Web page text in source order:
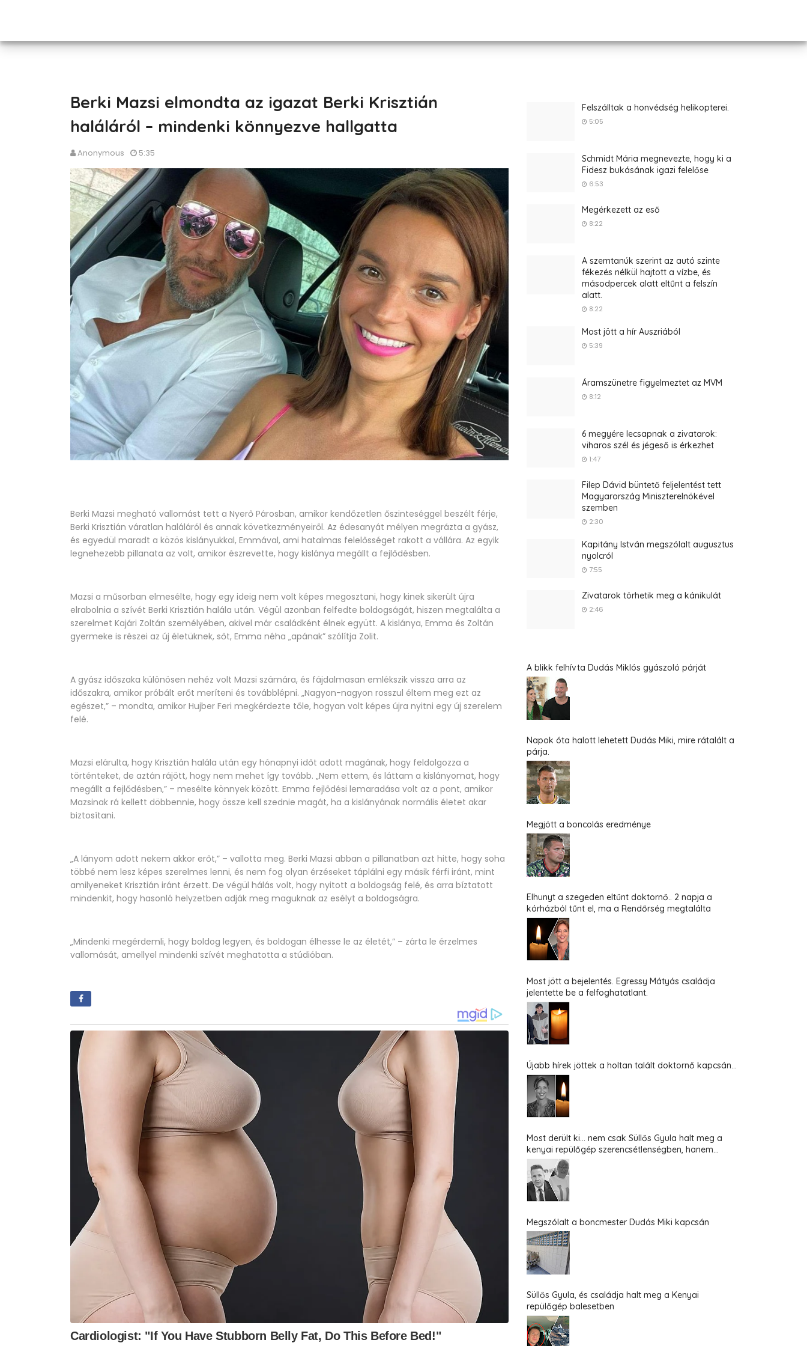
Berki Mazsi elmondta az igazat Berki Krisztián
haláláról – mindenki könnyezve hallgatta
Anonymous 5:35
Berki Mazsi megható vallomást tett a Nyerő Párosban, amikor kendőzetlen őszinteséggel beszélt férje,
Berki Krisztián váratlan haláláról és annak következményeiről. Az édesanyát mélyen megrázta a gyász,
és egyedül maradt a közös kislányukkal, Emmával, ami hatalmas felelősséget rakott a vállára. Az egyik
legnehezebb pillanata az volt, amikor észrevette, hogy kislánya megállt a fejlődésben.
Mazsi a műsorban elmesélte, hogy egy ideig nem volt képes megosztani, hogy kinek sikerült újra
elrabolnia a szívét Berki Krisztián halála után. Végül azonban felfedte boldogságát, hiszen megtalálta a
szerelmet Kajári Zoltán személyében, akivel már családként élnek együtt. A kislánya, Emma és Zoltán
gyermeke is részei az új életüknek, sőt, Emma néha „apának” szólítja Zolit.
A gyász időszaka különösen nehéz volt Mazsi számára, és fájdalmasan emlékszik vissza arra az
időszakra, amikor próbált erőt meríteni és továbblépni. „Nagyon-nagyon rosszul éltem meg ezt az
egészet,” – mondta, amikor Hujber Feri megkérdezte tőle, hogyan volt képes újra nyitni egy új szerelem
felé.
Mazsi elárulta, hogy Krisztián halála után egy hónapnyi időt adott magának, hogy feldolgozza a
történteket, de aztán rájött, hogy nem mehet így tovább. „Nem ettem, és láttam a kislányomat, hogy
megállt a fejlődésben,” – mesélte könnyek között. Emma fejlődési lemaradása volt az a pont, amikor
Mazsinak rá kellett döbbennie, hogy össze kell szednie magát, ha a kislányának normális életet akar
biztosítani.
„A lányom adott nekem akkor erőt,” – vallotta meg. Berki Mazsi abban a pillanatban azt hitte, hogy soha
többé nem lesz képes szerelmes lenni, és nem fog olyan érzéseket táplálni egy másik férfi iránt, mint
amilyeneket Krisztián iránt érzett. De végül hálás volt, hogy nyitott a boldogság felé, és arra bíztatott
mindenkit, hogy hasonló helyzetben adják meg maguknak az esélyt a boldogságra.
„Mindenki megérdemli, hogy boldog legyen, és boldogan élhesse le az életét,” – zárta le érzelmes
vallomását, amellyel mindenki szívét meghatotta a stúdióban.
Felszálltak a honvédség helikopterei.
5:05
Schmidt Mária megnevezte, hogy ki a
Fidesz bukásának igazi felelőse
6:53
Megérkezett az eső
8:22
A szemtanúk szerint az autó szinte
fékezés nélkül hajtott a vízbe, és
másodpercek alatt eltűnt a felszín
alatt.
8:22
Most jött a hír Auszriából
5:39
Áramszünetre figyelmeztet az MVM
8:12
6 megyére lecsapnak a zivatarok:
viharos szél és jégeső is érkezhet
1:47
Filep Dávid büntető feljelentést tett
Magyarország Miniszterelnökével
szemben
2:30
Kapitány István megszólalt augusztus
nyolcról
7:55
Zivatarok törhetik meg a kánikulát
2:46
A blikk felhívta Dudás Miklós gyászoló párját
Napok óta halott lehetett Dudás Miki, mire rátalált a
párja.
Megjött a boncolás eredménye
Elhunyt a szegeden eltűnt doktornő.. 2 napja a
kórházból tűnt el, ma a Rendőrség megtalálta
Most jött a bejelentés. Egressy Mátyás családja
jelentette be a felfoghatatlant.
Újabb hírek jöttek a holtan talált doktornő kapcsán...
Most derült ki... nem csak Süllős Gyula halt meg a
kenyai repülőgép szerencsétlenségben, hanem...
Megszólalt a boncmester Dudás Miki kapcsán
Süllős Gyula, és családja halt meg a Kenyai
repülőgép balesetben